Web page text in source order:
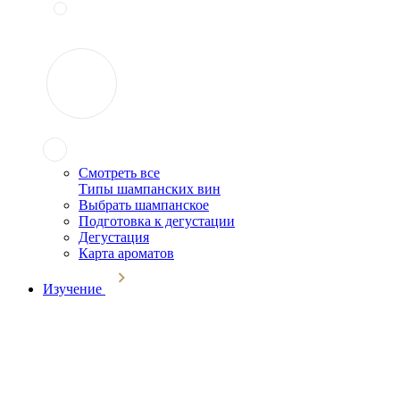
Смотреть все
Типы шампанских вин
Выбрать шампанское
Подготовка к дегустации
Дегустация
Карта ароматов
Изучение